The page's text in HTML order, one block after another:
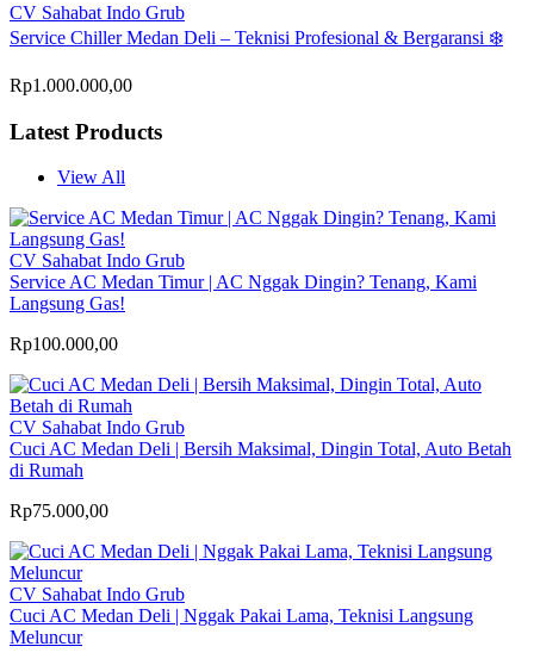
CV Sahabat Indo Grub
Service Chiller Medan Deli – Teknisi Profesional & Bergaransi ❄️
Rp1.000.000,00
Latest Products
View All
CV Sahabat Indo Grub
Service AC Medan Timur | AC Nggak Dingin? Tenang, Kami
Langsung Gas!
Rp100.000,00
CV Sahabat Indo Grub
Cuci AC Medan Deli | Bersih Maksimal, Dingin Total, Auto Betah
di Rumah
Rp75.000,00
CV Sahabat Indo Grub
Cuci AC Medan Deli | Nggak Pakai Lama, Teknisi Langsung
Meluncur